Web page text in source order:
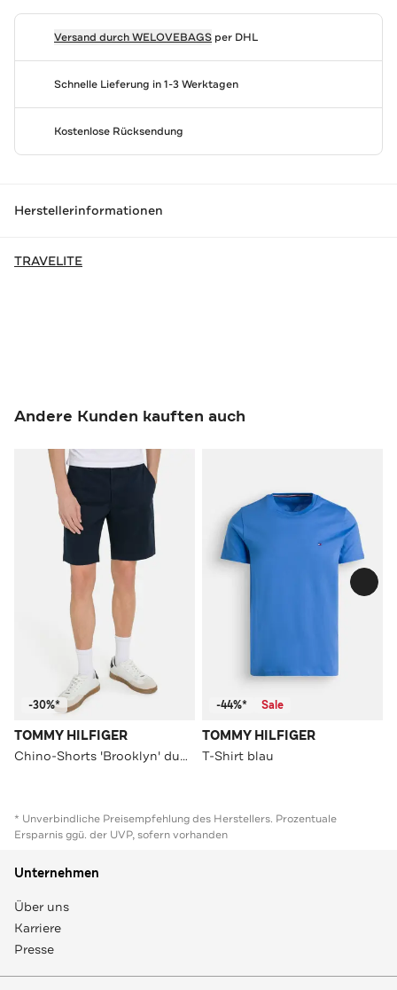
Versand durchWELOVEBAGSper DHL
Schnelle Lieferung in 1-3 Werktagen
Kostenlose Rücksendung
Herstellerinformationen
TRAVELITE
Andere Kunden kauften auch
-30%*
TOMMY HILFIGER
Chino-Shorts 'Brooklyn' dunkelblau
-44%* Sale
TOMMY HILFIGER
T-Shirt blau
* Unverbindliche Preisempfehlung des Herstellers. Prozentuale
Ersparnis ggü. der UVP, sofern vorhanden
Unternehmen
Über uns
Karriere
Presse